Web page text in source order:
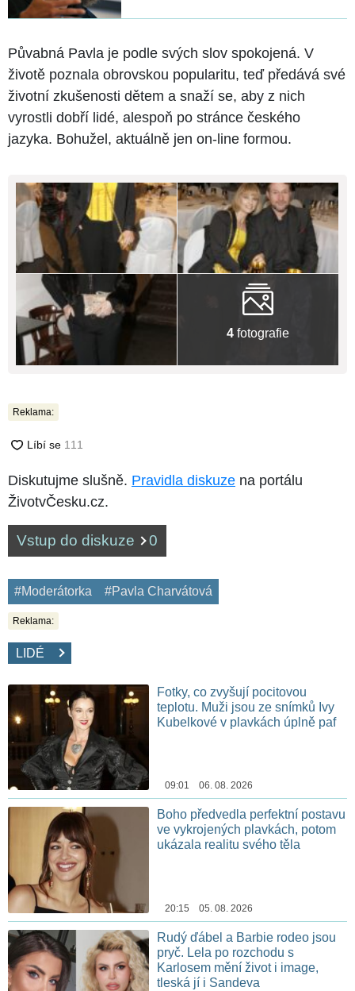
Půvabná Pavla je podle svých slov spokojená. V
životě poznala obrovskou popularitu, teď předává své
životní zkušenosti dětem a snaží se, aby z nich
vyrostli dobří lidé, alespoň po stránce českého
jazyka. Bohužel, aktuálně jen on-line formou.
4 fotografie
Reklama:
Diskutujme slušně. Pravidla diskuze na portálu
ŽivotvČesku.cz.
Vstup do diskuze 0
#Moderátorka #Pavla Charvátová
Reklama:
LIDÉ
Fotky, co zvyšují pocitovou
teplotu. Muži jsou ze snímků Ivy
Kubelkové v plavkách úplně paf
09:01 06. 08. 2026
Boho předvedla perfektní postavu
ve vykrojených plavkách, potom
ukázala realitu svého těla
20:15 05. 08. 2026
Rudý ďábel a Barbie rodeo jsou
pryč. Lela po rozchodu s
Karlosem mění život i image,
tleská jí i Sandeva